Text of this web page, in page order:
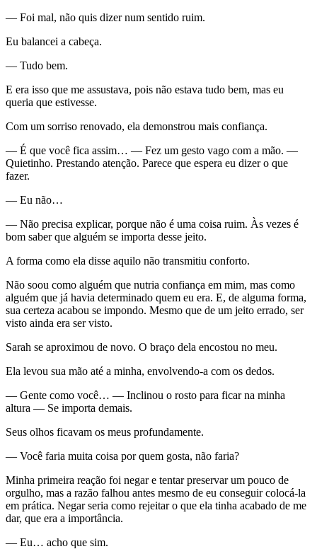
— Foi mal, não quis dizer num sentido ruim.
Eu balancei a cabeça.
— Tudo bem.
E era isso que me assustava, pois não estava tudo bem, mas eu
queria que estivesse.
Com um sorriso renovado, ela demonstrou mais confiança.
— É que você fica assim… — Fez um gesto vago com a mão. —
Quietinho. Prestando atenção. Parece que espera eu dizer o que
fazer.
— Eu não…
— Não precisa explicar, porque não é uma coisa ruim. Às vezes é
bom saber que alguém se importa desse jeito.
A forma como ela disse aquilo não transmitiu conforto.
Não soou como alguém que nutria confiança em mim, mas como
alguém que já havia determinado quem eu era. E, de alguma forma,
sua certeza acabou se impondo. Mesmo que de um jeito errado, ser
visto ainda era ser visto.
Sarah se aproximou de novo. O braço dela encostou no meu.
Ela levou sua mão até a minha, envolvendo-a com os dedos.
— Gente como você… — Inclinou o rosto para ficar na minha
altura — Se importa demais.
Seus olhos ficavam os meus profundamente.
— Você faria muita coisa por quem gosta, não faria?
Minha primeira reação foi negar e tentar preservar um pouco de
orgulho, mas a razão falhou antes mesmo de eu conseguir colocá-la
em prática. Negar seria como rejeitar o que ela tinha acabado de me
dar, que era a importância.
— Eu… acho que sim.